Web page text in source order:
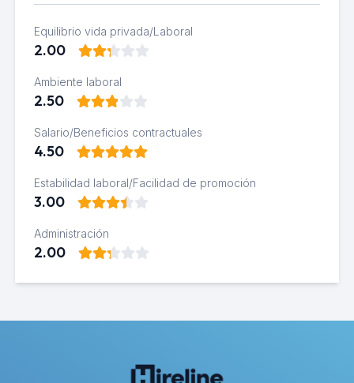
Equilibrio vida privada/Laboral
2.00
Ambiente laboral
2.50
Salario/Beneficios contractuales
4.50
Estabilidad laboral/Facilidad de promoción
3.00
Administración
2.00